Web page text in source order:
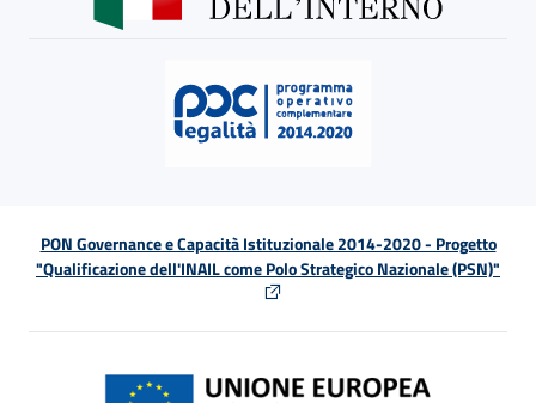
PON Governance e Capacità Istituzionale 2014-2020 - Progetto
"Qualificazione dell'INAIL come Polo Strategico Nazionale (PSN)"